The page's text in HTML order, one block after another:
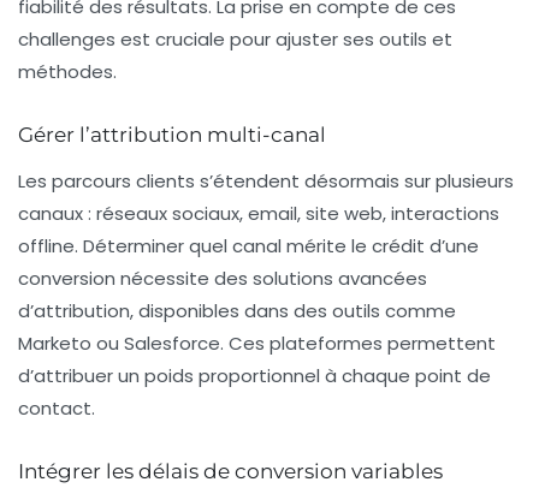
fiabilité des résultats. La prise en compte de ces
challenges est cruciale pour ajuster ses outils et
méthodes.
Gérer l’attribution multi-canal
Les parcours clients s’étendent désormais sur plusieurs
canaux : réseaux sociaux, email, site web, interactions
offline. Déterminer quel canal mérite le crédit d’une
conversion nécessite des solutions avancées
d’attribution, disponibles dans des outils comme
Marketo ou Salesforce. Ces plateformes permettent
d’attribuer un poids proportionnel à chaque point de
contact.
Intégrer les délais de conversion variables